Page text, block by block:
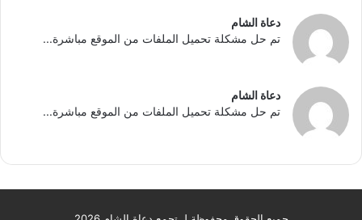
دعاة الشام
تم حل مشكلة تحميل الملفات من الموقع مباشرة...
دعاة الشام
تم حل مشكلة تحميل الملفات من الموقع مباشرة...